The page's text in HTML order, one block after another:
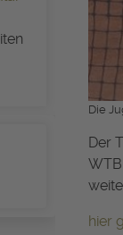
Die
Der
hier